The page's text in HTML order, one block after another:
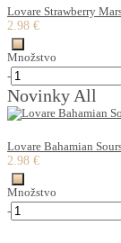
Lovare Strawberry
2.98 €
Množstvo
-
Novinky All
Lovare Bahamian
2.98 €
Množstvo
-